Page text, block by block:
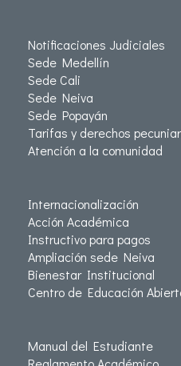
Notificaciones Judiciales
Sede Medellín
Sede Cali
Sede Neiva
Sede Popayán
Tarifas y derechos
Atención a la comunidad
Internacionalización
Acción Académica
Instructivo para pagos
Ampliación sede Neiva
Bienestar Institucional
Centro de Educación
Manual del Estudiante